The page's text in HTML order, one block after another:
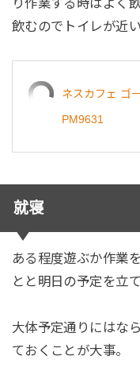
り作業する時はよく
飲むのでトイレが近い
ネスカフェ ゴ
PM9631
就寝
ある程度遊ぶか作業
とと明日の予定を立て
大体予定通りにはな
ておくことが大事。